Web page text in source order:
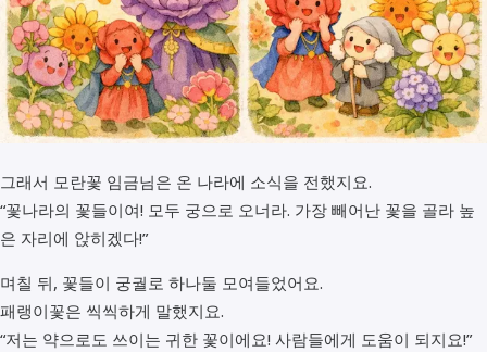
그래서 모란꽃 임금님은 온 나라에 소식을 전했지요.
“꽃나라의 꽃들이여! 모두 궁으로 오너라. 가장 빼어난 꽃을 골라 높
은 자리에 앉히겠다!”
며칠 뒤, 꽃들이 궁궐로 하나둘 모여들었어요.
패랭이꽃은 씩씩하게 말했지요.
“저는 약으로도 쓰이는 귀한 꽃이에요! 사람들에게 도움이 되지요!”